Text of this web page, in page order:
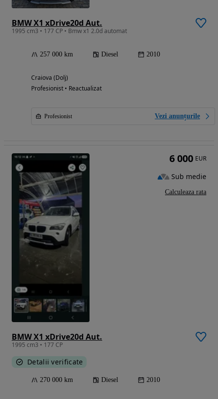
BMW X1 xDrive20d Aut.
1995 cm3 • 177 CP • Bmw x1 2.0d automat
257 000 km Diesel 2010
Craiova (Dolj)
Profesionist • Reactualizat
Profesionist Vezi anunțurile
BMW X1 xDrive20d Aut.
1995 cm3 • 177 CP
Detalii verificate
270 000 km Diesel 2010
6 000 EUR
Sub medie
Calculeaza rata